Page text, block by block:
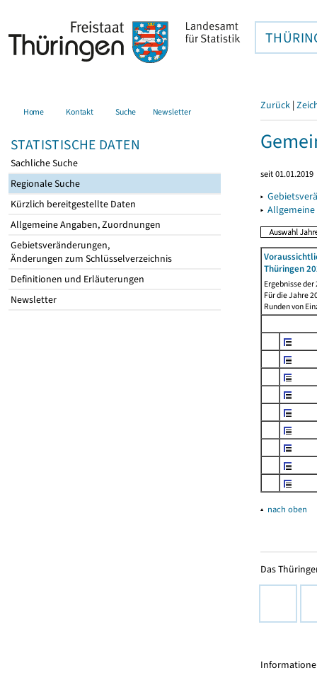
Home Kontakt Suche Newsletter
STATISTISCHE DATEN
Sachliche Suche
Regionale Suche
Kürzlich bereitgestellte Daten
Allgemeine Angaben, Zuordnungen
Gebietsveränderungen,
Änderungen zum Schlüsselverzeichnis
Definitionen und Erläuterungen
Newsletter
Zurück |
seit 01.01.2019
▸
▸
Thüringen
Ergebnisse
Für die Jahre
Runden von
▴ nach oben
Das